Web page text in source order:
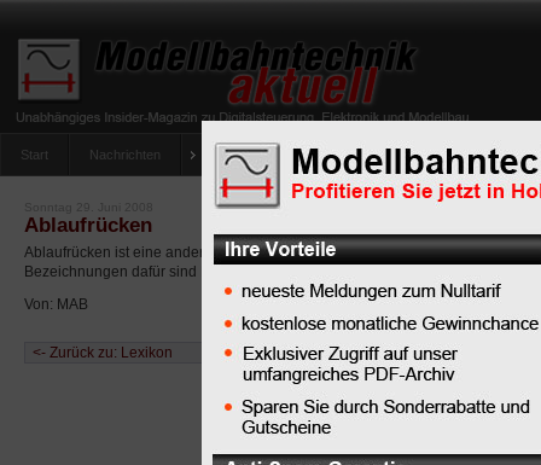
Start Nachrichten Tipps Newsletter Archiv Magazin
umfrage-viessmann-multiprotokoll-lichtdecoder
Sonntag 29. Juni 2008
Ablaufrücken
Ablaufrücken ist eine andere Bezeichnung fürAblaufberg. Weitere
Bezeichnungen dafür sind
Von: MAB
<- Zurück zu: Lexikon